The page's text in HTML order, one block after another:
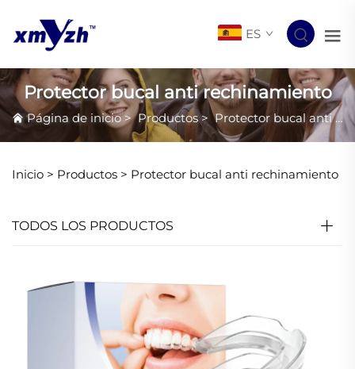
ES
Protector bucal anti rechinamiento
Página de inicio>Productos>Protector bucal anti rechinamiento
Inicio > Productos > Protector bucal anti rechinamiento
TODOS LOS PRODUCTOS